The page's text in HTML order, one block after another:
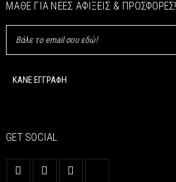
ΜΆΘΕ ΓΙΑ ΝΈΕΣ ΑΦΊΞΕΙΣ & ΠΡΟΣΦΟΡΈΣ!
GET SOCIAL